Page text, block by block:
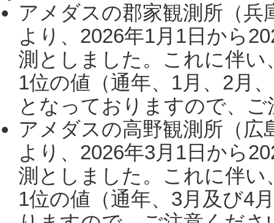
アメダスの郡家観測所（
より、2026年1月1日から
測としました。これに伴い
1位の値（通年、1月、2月
となっておりますので、
アメダスの高野観測所（
より、2026年3月1日から
測としました。これに伴い
1位の値（通年、3月及び4